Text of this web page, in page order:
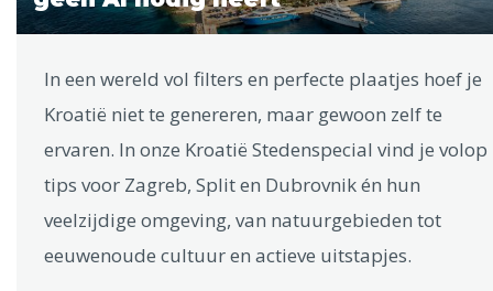
In een wereld vol filters en perfecte plaatjes hoef je
Kroatië niet te genereren, maar gewoon zelf te
ervaren. In onze Kroatië Stedenspecial vind je volop
tips voor Zagreb, Split en Dubrovnik én hun
veelzijdige omgeving, van natuurgebieden tot
eeuwenoude cultuur en actieve uitstapjes.